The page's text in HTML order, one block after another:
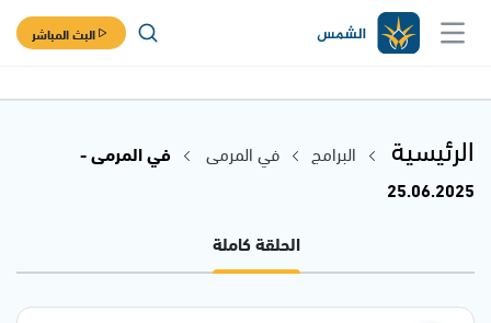
البث المباشر
الرئيسية البرامج في المرمى
في المرمى -
25.06.2025
الحلقة كاملة